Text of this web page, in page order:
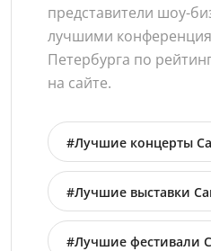
представители шоу-
лучшими
Петербурга по
на сайте.
#Лучшие концерты
#Лучшие выставки
#Лучшие фестивали